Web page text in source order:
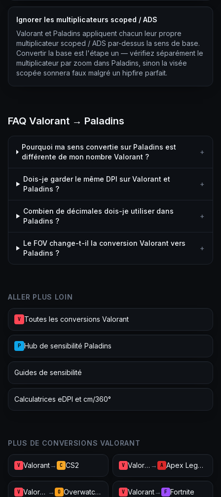
Ignorer les multiplicateurs scoped / ADS
Valorant et Paladins appliquent chacun leur propre
multiplicateur scoped / ADS par-dessus la sens de base.
Convertir la base est l'étape un — vérifiez séparément le
multiplicateur par zoom dans Paladins, sinon la visée
scopée sonnera faux malgré un hipfire parfait.
FAQ Valorant → Paladins
Pourquoi ma sens convertie sur Paladins est
différente de mon nombre Valorant ?
+
Dois-je garder le même DPI sur Valorant et
Paladins ?
+
Combien de décimales dois-je utiliser dans
Paladins ?
+
Le FOV change-t-il la conversion Valorant vers
Paladins ?
+
ALLER PLUS LOIN
V Toutes les conversions Valorant
P Hub de sensibilité Paladins
Guides de sensibilité
Calculatrices eDPI et cm/360°
PLUS DE CONVERSIONS VALORANT
V Valorant→ C CS2 V Valorant → A Apex Legends
V Valorant → O Overwatch 2 V Valorant→ F Fortnite